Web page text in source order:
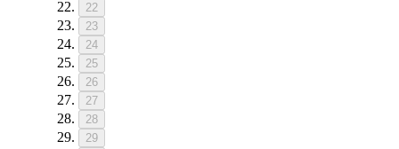
22
23
24
25
26
27
28
29